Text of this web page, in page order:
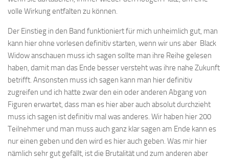
volle Wirkung entfalten zu können.
Der Einstieg in den Band funktioniert für mich unheimlich gut, man
kann hier ohne vorlesen definitiv starten, wenn wir uns aber Black
Widow anschauen muss ich sagen sollte man ihre Reihe gelesen
haben, damit man das Ende besser versteht was ihre nahe Zukunft
betrifft. Ansonsten muss ich sagen kann man hier definitiv
zugreifen und ich hatte zwar den ein oder anderen Abgang von
Figuren erwartet, dass man es hier aber auch absolut durchzieht
muss ich sagen ist definitiv mal was anderes. Wir haben hier 200
Teilnehmer und man muss auch ganz klar sagen am Ende kann es
nur einen geben und den wird es hier auch geben. Was mir hier
nämlich sehr gut gefällt, ist die Brutalität und zum anderen aber